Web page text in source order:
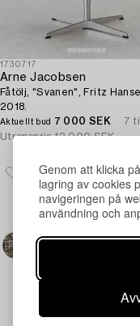
Genom att klicka
lagring av cookies
navigeringen på
användning och
1730717
Arne Jacobsen
Fåtölj, "Svanen", Fritz
2018.
Aktuellt bud 7 000 SEK
7
Utropspris 12 000 SEK